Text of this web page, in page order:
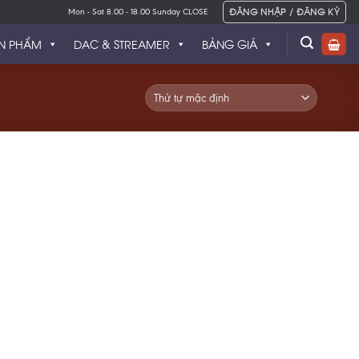
Mon - Sat 8.00 - 18.00 Sunday CLOSE ĐĂNG NHẬP / ĐĂNG KÝ
PHẨM BẢNG GIÁ
DAC & STREAMER